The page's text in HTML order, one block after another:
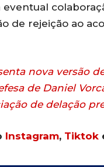
eventual
de rejeição ao
nova versão
de Daniel
de delação
Instagram, Tiktok